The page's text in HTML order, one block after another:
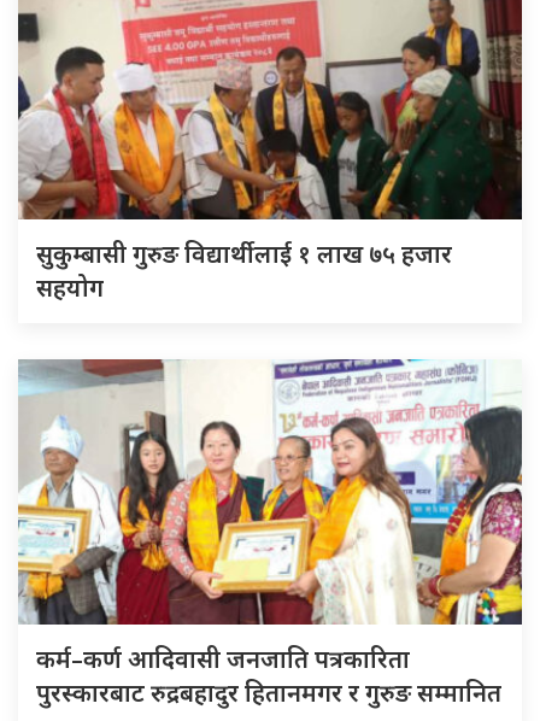
सुकुम्बासी गुरुङ विद्यार्थीलाई १ लाख ७५ हजार
सहयोग
कर्म–कर्ण आदिवासी जनजाति पत्रकारिता
पुरस्कारबाट रुद्रबहादुर हितानमगर र गुरुङ सम्मानित